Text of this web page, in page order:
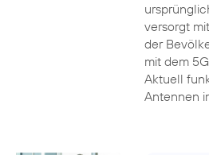
versorgt
der
mit dem
Aktuell
Antennen